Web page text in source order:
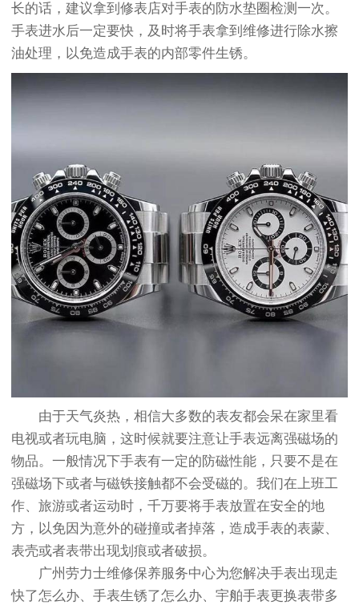
长的话，建议拿到修表店对手表的防水垫圈检测一次。
手表进水后一定要快，及时将手表拿到维修进行除水擦
油处理，以免造成手表的内部零件生锈。
由于天气炎热，相信大多数的表友都会呆在家里看
电视或者玩电脑，这时候就要注意让手表远离强磁场的
物品。一般情况下手表有一定的防磁性能，只要不是在
强磁场下或者与磁铁接触都不会受磁的。我们在上班工
作、旅游或者运动时，千万要将手表放置在安全的地
方，以免因为意外的碰撞或者掉落，造成手表的表蒙、
表壳或者表带出现划痕或者破损。
广州劳力士维修保养服务中心为您解决手表出现走
快了怎么办、手表生锈了怎么办、宇舶手表更换表带多